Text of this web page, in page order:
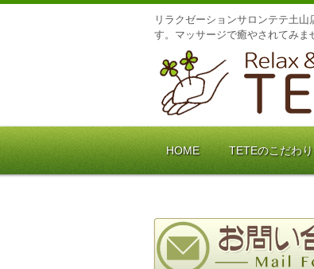
リラクゼーションサロンテテ土
す。マッサージで癒やされてみま
HOME TETEのこだわり